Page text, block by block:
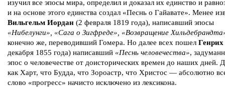
изучил все эпосы мира, определил и доказал их единство и
и на основе этого единства создал «Песнь о Гайавате». Менее
Вильгельм Иордан (2 февраля 1819 года), написавший эпосы
«Нибелунги», «Сага о Зигфреде», «Возвращение
конечно же, переводивший Гомера. Но далее всех пошел
декабря 1855 года) написавший «Песнь человечества»,
эпос о человечестве от доисторических времен до наших дней.
как Харт, что Будда, что Зороастр, что Христос — абсолютно
слово «прогресс» начисто исключено из лексикона.